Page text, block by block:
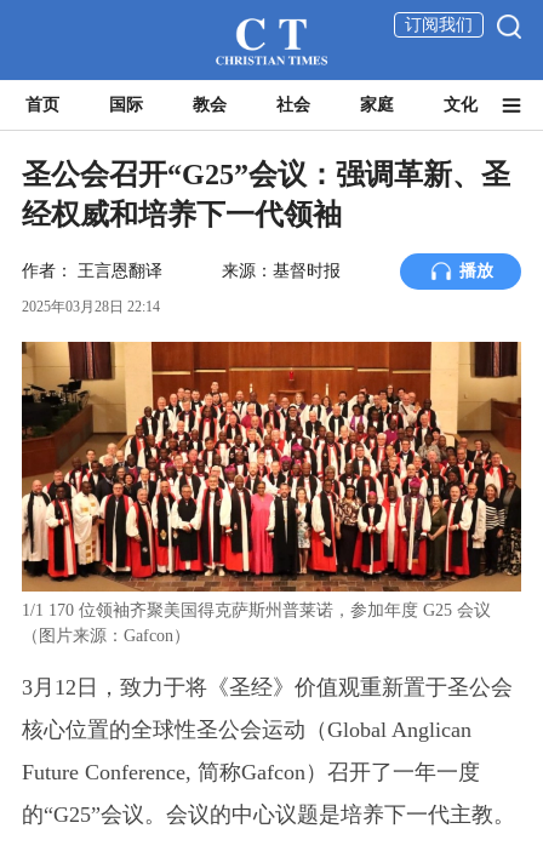
订阅我们
首页 国际 教会 社会 家庭 文化
圣公会召开“G25”会议：强调革新、圣
经权威和培养下一代领袖
作者： 王言恩翻译 来源：基督时报 播放
2025年03月28日 22:14
1/1 170 位领袖齐聚美国得克萨斯州普莱诺，参加年度 G25 会议
（图片来源：Gafcon）
3月12日，致力于将《圣经》价值观重新置于圣公会
核心位置的全球性圣公会运动（Global Anglican
Future Conference, 简称Gafcon）召开了一年一度
的“G25”会议。会议的中心议题是培养下一代主教。